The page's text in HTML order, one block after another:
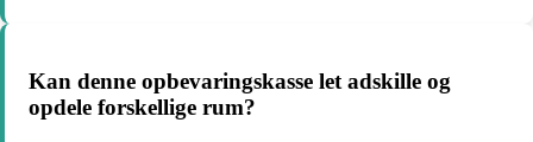
Kan denne opbevaringskasse let adskille og
opdele forskellige rum?